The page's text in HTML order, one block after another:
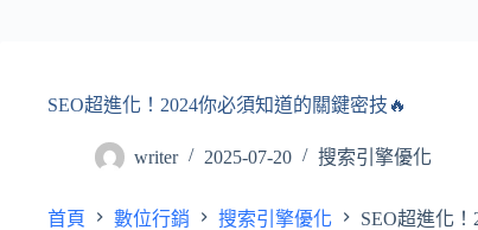
SEO超進化！2024你必須知道的關鍵密技🔥
writer 2025-07-20 搜索引擎優化
首頁 數位行銷 搜索引擎優化 SEO超進化